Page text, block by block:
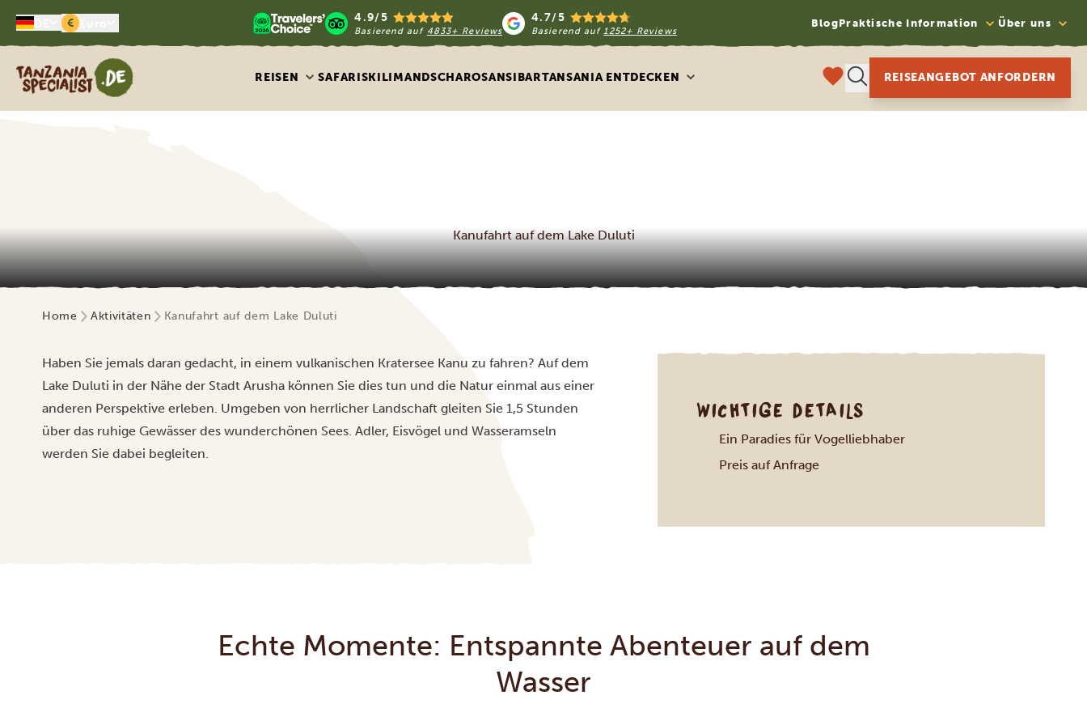
€ 4.9/5
Basierend auf 4833+ Reviews
4.7/5
Basierend auf1252+ Reviews
BlogPraktische Information Über uns
Tanzania Specialist
REISEN SAFARISKILIMANDSCHAROSANSIBARTANSANIA ENTDECKEN REISEANGEBOT ANFORDERN
Kanufahrt auf dem Lake Duluti
Home Aktivitäten Kanufahrt auf dem Lake Duluti
Haben Sie jemals daran gedacht, in einem vulkanischen Kratersee Kanu zu fahren? Auf dem
Lake Duluti in der Nähe der Stadt Arusha können Sie dies tun und die Natur einmal aus einer
anderen Perspektive erleben. Umgeben von herrlicher Landschaft gleiten Sie 1,5 Stunden
über das ruhige Gewässer des wunderchönen Sees. Adler, Eisvögel und Wasseramseln
werden Sie dabei begleiten.
WICHTIGE DETAILS
Ein Paradies für Vogelliebhaber
Preis auf Anfrage
Echte Momente: Entspannte Abenteuer auf dem
Wasser